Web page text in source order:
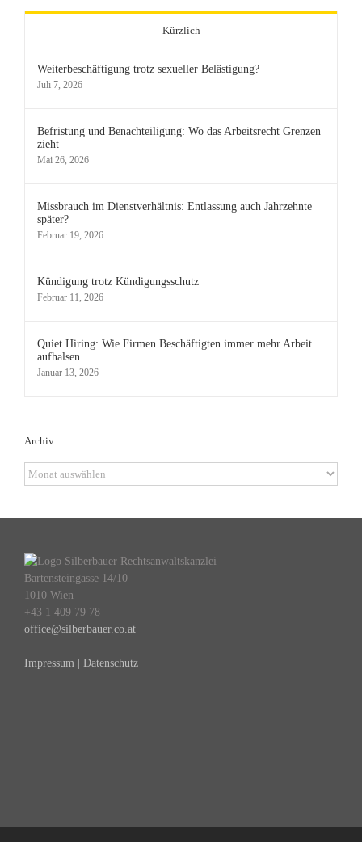
Kürzlich
Weiterbeschäftigung trotz sexueller Belästigung?
Juli 7, 2026
Befristung und Benachteiligung: Wo das Arbeitsrecht Grenzen
zieht
Mai 26, 2026
Missbrauch im Dienstverhältnis: Entlassung auch Jahrzehnte
später?
Februar 19, 2026
Kündigung trotz Kündigungsschutz
Februar 11, 2026
Quiet Hiring: Wie Firmen Beschäftigten immer mehr Arbeit
aufhalsen
Januar 13, 2026
Archiv
Archiv
Bartensteingasse 14/10
1010 Wien
+43 1 409 79 78
office@silberbauer.co.at
Impressum | Datenschutz